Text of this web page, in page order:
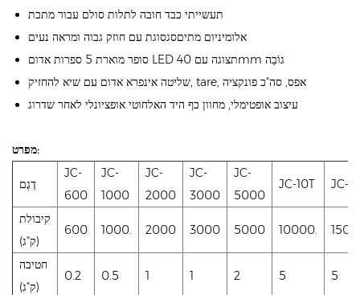
תעשייתי כבד חובה לתלות סולם עבור מתכת
אלומיניום מתיםסגסוגת עם חוזק גבוה ומראה נעים
סופר מוארת 5 ספרות אדום LED תצוגה עם 40mm גוֹבַה
שליטה אינפרא אדום עם שיא להחזיק, tare, אפס, סה"כ פונקציה
עיצוב אופטימלי, מחוון כף היד האלחוטי אופציונלי לאחר שדרוג
מפרט:
דֶגֶם
JC-
600
JC-
1000
JC-
2000
JC-
3000
JC-
5000
JC-10T JC-
קיבולת
(ק"ג)
600 1000. 2000 3000 5000 10000.
חטיבה
(ק"ג)
0.2 0.5 1 1 2 5 5